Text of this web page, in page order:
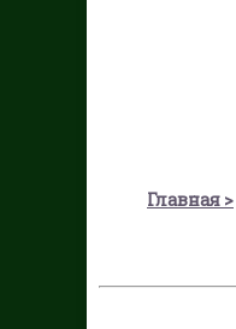
Главная